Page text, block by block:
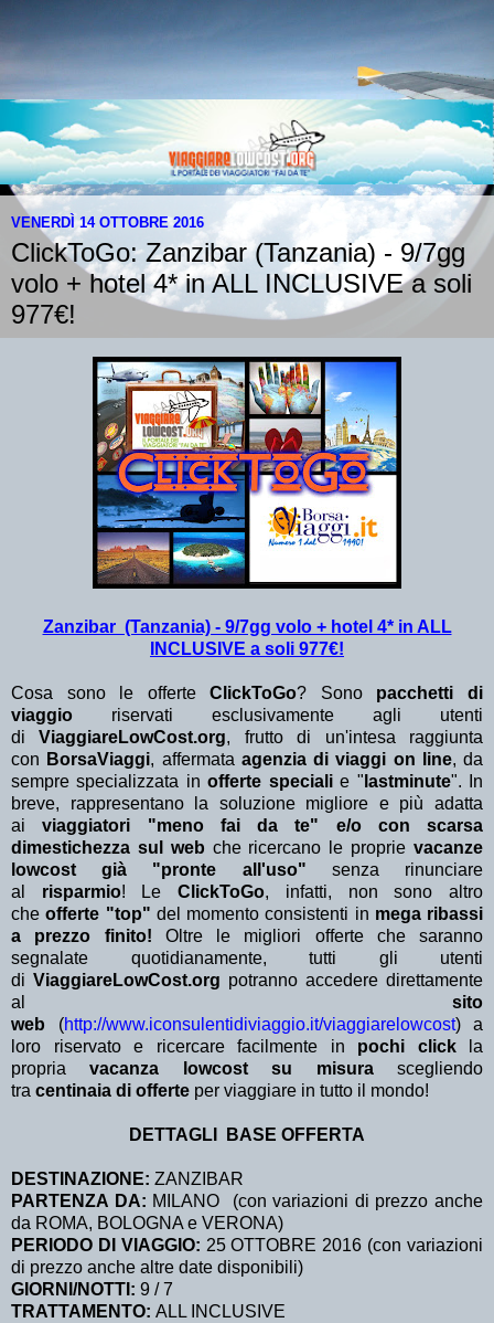
VENERDÌ 14 OTTOBRE 2016
ClickToGo: Zanzibar (Tanzania) - 9/7gg
volo + hotel 4* in ALL INCLUSIVE a soli
977€!
Zanzibar (Tanzania) - 9/7gg volo + hotel 4* in ALL
INCLUSIVE a soli 977€!
Cosa sono le offerteClickToGo? Sono pacchetti di
viaggio riservati esclusivamente agli utenti
diViaggiareLowCost.org, frutto di un'intesa raggiunta
con BorsaViaggi, affermata agenzia di viaggi on line, da
sempre specializzata in offerte specialie " lastminute". In
breve, rappresentano la soluzione migliore e più adatta
aiviaggiatori "meno fai da te" e/o con scarsa
dimestichezza sul web che ricercano le proprievacanze
lowcost già "pronte all'uso" senza rinunciare
al risparmio! LeClickToGo, infatti, non sono altro
cheofferte "top" del momento consistenti in mega ribassi
a prezzo finito! Oltre le migliori offerte che saranno
segnalate quotidianamente, tutti gli utenti
di ViaggiareLowCost.org potranno accedere direttamente
al sito
web (http://www.iconsulentidiviaggio.it/viaggiarelowcost) a
loro riservato e ricercare facilmente in pochi clickla
propriavacanza lowcost su misurascegliendo
tra centinaia di offerte per viaggiare in tutto il mondo!
DETTAGLI BASE OFFERTA
DESTINAZIONE: ZANZIBAR
PARTENZA DA: MILANO (con variazioni di prezzo anche
da ROMA, BOLOGNA e VERONA)
PERIODO DI VIAGGIO: 25 OTTOBRE 2016 (con variazioni
di prezzo anche altre date disponibili)
GIORNI/NOTTI: 9 / 7
TRATTAMENTO: ALL INCLUSIVE